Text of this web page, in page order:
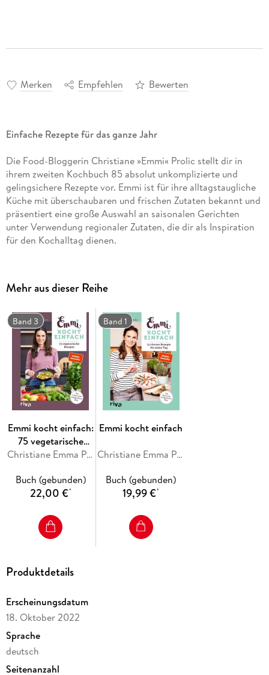
Merken Empfehlen Bewerten
Einfache Rezepte für das ganze Jahr
Die Food-Bloggerin Christiane »Emmi« Prolic stellt dir in
ihrem zweiten Kochbuch 85 absolut unkomplizierte und
gelingsichere Rezepte vor. Emmi ist für ihre alltagstaugliche
Küche mit überschaubaren und frischen Zutaten bekannt und
präsentiert eine große Auswahl an saisonalen Gerichten
unter Verwendung regionaler Zutaten, die dir als Inspiration
für den Kochalltag dienen.
dir, zu welcher Jahreszeit welches Gemüse oder Obst und
welche Salate oder Kräuter frisch aus heimischem Anbau
oder als Lagerware erhältlich sind. Dadurch findest du im
Kochalltag, egal ob im Frühling, Sommer, Herbst oder Winter,
eine passende Rezeptidee, die du ohne viel Aufwand
umsetzen kannst.
Mehr aus dieser Reihe
Band 3
Emmi kocht einfach:
75 vegetarische
Rezepte
Christiane Emma Prolic
Buch (gebunden)
22,00 €*
Band 1
Emmi kocht einfach
Christiane Emma Prolic
Buch (gebunden)
19,99 €*
Produktdetails
Erscheinungsdatum
18. Oktober 2022
Sprache
deutsch
Seitenanzahl